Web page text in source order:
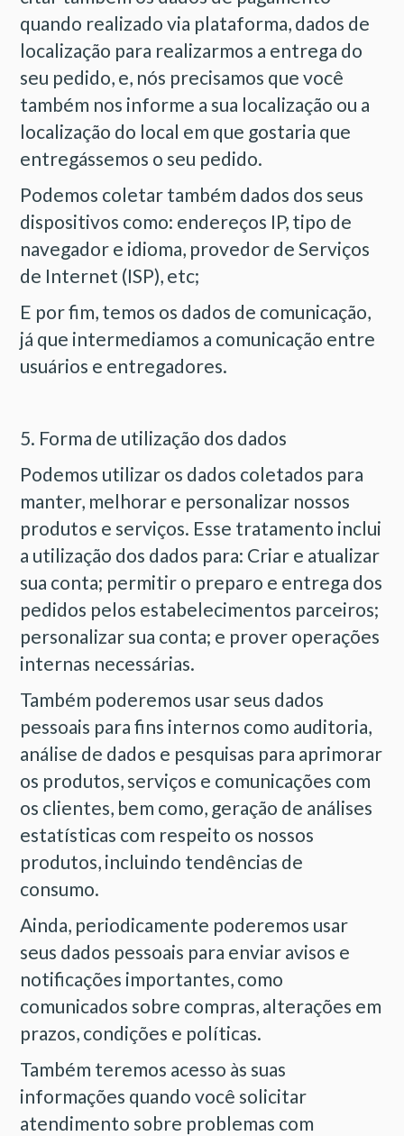
quando realizado via plataforma, dados de
localização para realizarmos a entrega do
seu pedido, e, nós precisamos que você
também nos informe a sua localização ou a
localização do local em que gostaria que
entregássemos o seu pedido.
Podemos coletar também dados dos seus
dispositivos como: endereços IP, tipo de
navegador e idioma, provedor de Serviços
de Internet (ISP), etc;
E por fim, temos os dados de comunicação,
já que intermediamos a comunicação entre
usuários e entregadores.
5. Forma de utilização dos dados
Podemos utilizar os dados coletados para
manter, melhorar e personalizar nossos
produtos e serviços. Esse tratamento inclui
a utilização dos dados para: Criar e atualizar
sua conta; permitir o preparo e entrega dos
pedidos pelos estabelecimentos parceiros;
personalizar sua conta; e prover operações
internas necessárias.
Também poderemos usar seus dados
pessoais para fins internos como auditoria,
análise de dados e pesquisas para aprimorar
os produtos, serviços e comunicações com
os clientes, bem como, geração de análises
estatísticas com respeito os nossos
produtos, incluindo tendências de
consumo.
Ainda, periodicamente poderemos usar
seus dados pessoais para enviar avisos e
notificações importantes, como
comunicados sobre compras, alterações em
prazos, condições e políticas.
Também teremos acesso às suas
informações quando você solicitar
atendimento sobre problemas com